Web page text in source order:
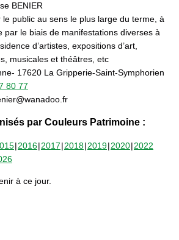
BENIER
le public au sens le plus large du terme, à
par le biais de manifestations diverses à
d’artistes, expositions d’art,
musicales et théâtres, etc
17620 La Gripperie-Saint-Symphorien
80 77
par Couleurs Patrimoine :
2016 2017 2018 2019 2020 2022
à ce jour.